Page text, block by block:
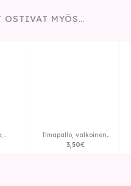
OSTIVAT MYÖS…
Ilmapallo, valkoinen..
3,50€